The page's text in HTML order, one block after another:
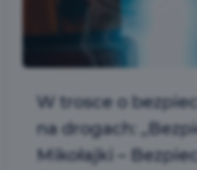
W trosce o
na drogach:
Mikołajki –